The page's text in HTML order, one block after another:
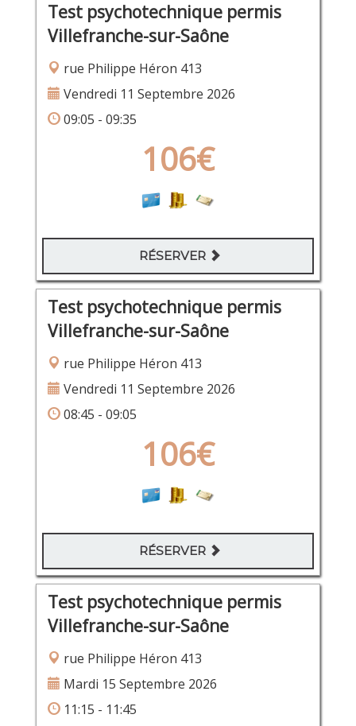
Test psychotechnique permis
Villefranche-sur-Saône
rue Philippe Héron 413
Vendredi 11 Septembre 2026
09:05 - 09:35
106€
RÉSERVER
Test psychotechnique permis
Villefranche-sur-Saône
rue Philippe Héron 413
Vendredi 11 Septembre 2026
08:45 - 09:05
106€
RÉSERVER
Test psychotechnique permis
Villefranche-sur-Saône
rue Philippe Héron 413
Mardi 15 Septembre 2026
11:15 - 11:45